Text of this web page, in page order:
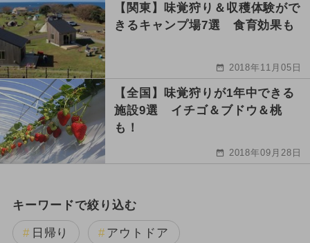
【関東】味覚狩り＆収穫体験がで
きるキャンプ場7選 食育効果も
2018年11月05日
【全国】味覚狩りが1年中できる
施設9選 イチゴ＆ブドウ＆桃
も！
2018年09月28日
キーワードで絞り込む
日帰り アウトドア